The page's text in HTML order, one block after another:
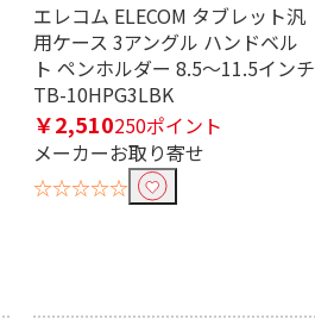
エレコム ELECOM タブレット汎
用ケース 3アングル ハンドベル
ト ペンホルダー 8.5～11.5インチ
TB-10HPG3LBK
￥2,510250ポイント
メーカーお取り寄せ
☆☆☆☆☆